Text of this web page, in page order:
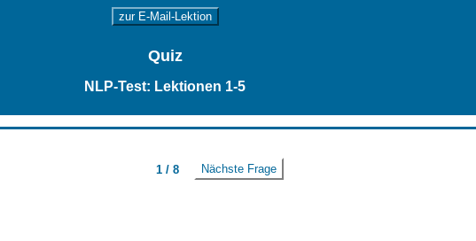
zur E-Mail-Lektion
Quiz
NLP-Test: Lektionen 1-5
1 / 8
Nächste Frage